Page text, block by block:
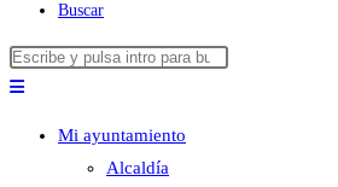
Buscar
Buscar
en
Mi ayuntamiento
Alcaldía